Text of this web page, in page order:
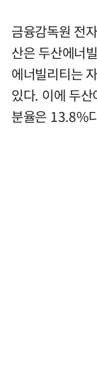
금융감독원 전
산은 두산에너
에너빌리티는
있다. 이에 두
분율은 13.8%